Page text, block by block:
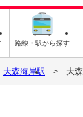
路線・駅から探す
大森海岸駅 大